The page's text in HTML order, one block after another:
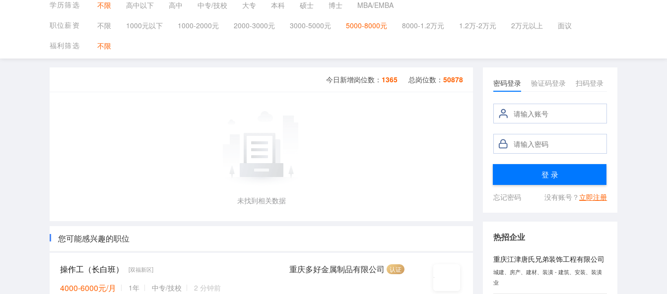
学历筛选
不限 高中以下 高中 中专/技校 大专 本科 硕士 博士
MBA/EMBA
职位薪资
不限 1000元以下 1000-2000元 2000-3000元 3000-5000元 5000-8000元 8000-1.2万元 1.2万-2万元 2万元以上
面议
福利筛选
不限
今日新增岗位数： 1365 总岗位数：50878
未找到相关数据
您可能感兴趣的职位
操作工（长白班） [双福新区]
4000-6000元/月 1年 中专/技校 2 分钟前
重庆多好金属制品有限公司 认证
密码登录 验证码登录 扫码登录
登 录
忘记密码 没有账号？ 立即注册
热招企业
重庆江津唐氏兄弟装饰工程有限公司
城建、房产、建材、装潢 - 建筑、安装、装潢
业